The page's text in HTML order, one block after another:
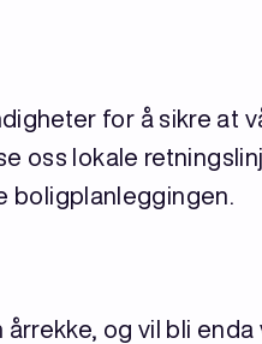
for å sikre at
oss lokale
boligplanleggingen.
og vil bli enda